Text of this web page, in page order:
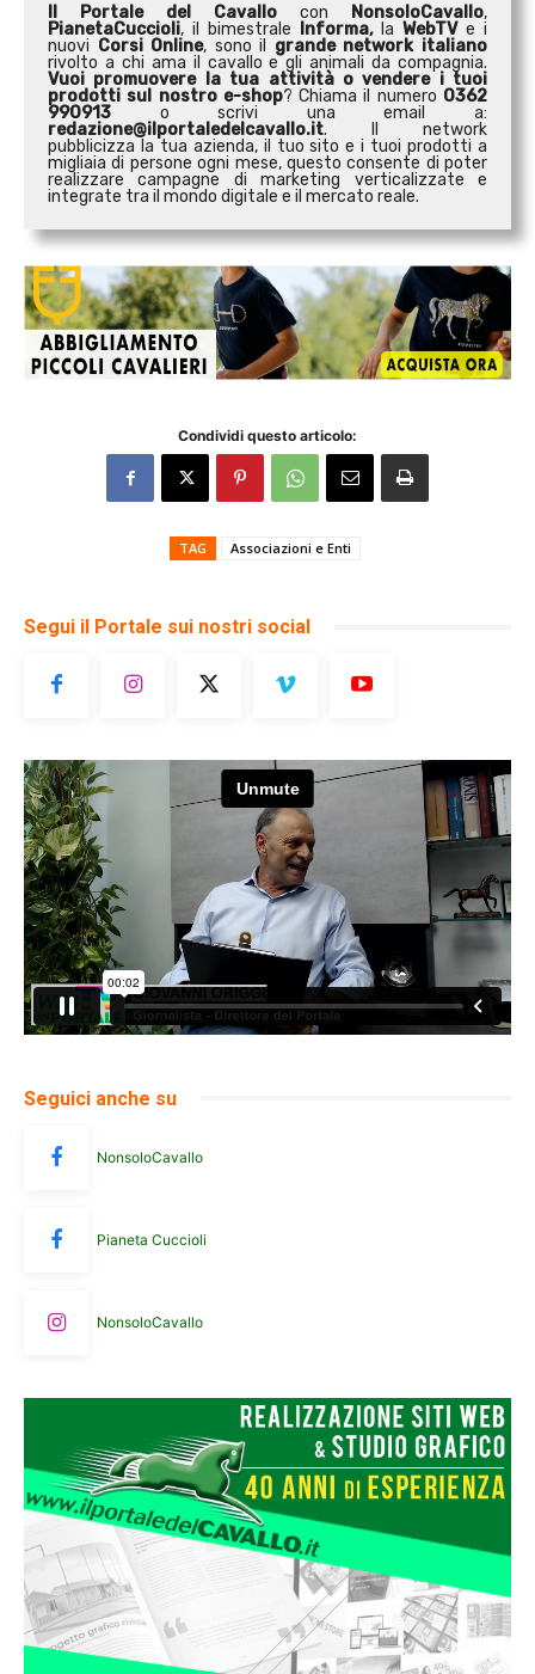
Il Portale del Cavallo con NonsoloCavallo,
PianetaCuccioli, il bimestrale Informa,laWebTVe i
nuovi Corsi Online, sono il grande network italiano
rivolto a chi ama il cavallo e gli animali da compagnia.
Vuoi promuovere la tua attività ovendere i tuoi
prodotti sul nostro e-shop? Chiama il numero 0362
990913 o scrivi una email a:
redazione@ilportaledelcavallo.it. Il network
pubblicizza la tua azienda, il tuo sito e i tuoi prodotti a
migliaia di persone ogni mese, questo consente di poter
realizzare campagne di marketing verticalizzate e
integrate tra il mondo digitale e il mercato reale.
Condividi questo articolo:
TAG Associazioni e Enti
Segui il Portale sui nostri social
Seguici anche su
NonsoloCavallo
Pianeta Cuccioli
NonsoloCavallo